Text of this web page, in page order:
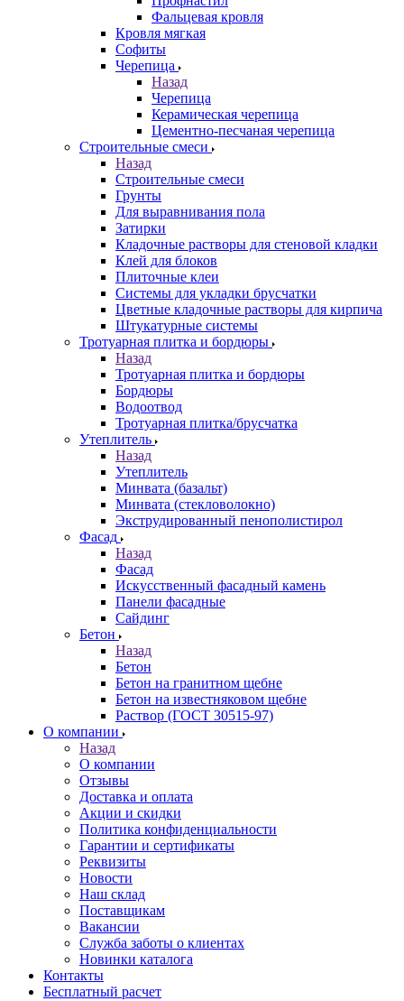
Фальцевая кровля
Кровля мягкая
Софиты
Черепица
Назад
Черепица
Керамическая черепица
Цементно-песчаная черепица
Строительные смеси
Назад
Строительные смеси
Грунты
Для выравнивания пола
Затирки
Кладочные растворы для стеновой кладки
Клей для блоков
Плиточные клеи
Системы для укладки брусчатки
Цветные кладочные растворы для кирпича
Штукатурные системы
Тротуарная плитка и бордюры
Назад
Тротуарная плитка и бордюры
Бордюры
Водоотвод
Тротуарная плитка/брусчатка
Утеплитель
Назад
Утеплитель
Минвата (базальт)
Минвата (стекловолокно)
Экструдированный пенополистирол
Фасад
Назад
Фасад
Искусственный фасадный камень
Панели фасадные
Сайдинг
Бетон
Назад
Бетон
Бетон на гранитном щебне
Бетон на известняковом щебне
Раствор (ГОСТ 30515-97)
О компании
Назад
О компании
Отзывы
Доставка и оплата
Акции и скидки
Политика конфиденциальности
Гарантии и сертификаты
Реквизиты
Новости
Наш склад
Поставщикам
Вакансии
Служба заботы о клиентах
Новинки каталога
Контакты
Бесплатный расчет